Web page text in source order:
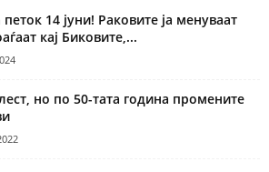
14 јуни! Раковите ја менуваат
кај Биковите,...
но по 50-тата година промените